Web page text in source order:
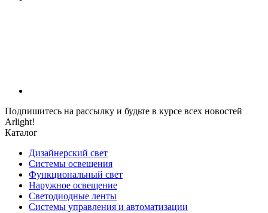
Подпишитесь на рассылку и будьте в курсе всех новостей
Arlight!
Каталог
Дизайнерский свет
Системы освещения
Функциональный свет
Наружное освещение
Светодиодные ленты
Системы управления и автоматизации